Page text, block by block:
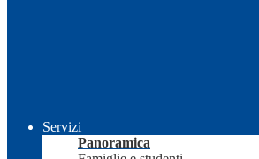
Servizi
Panoramica